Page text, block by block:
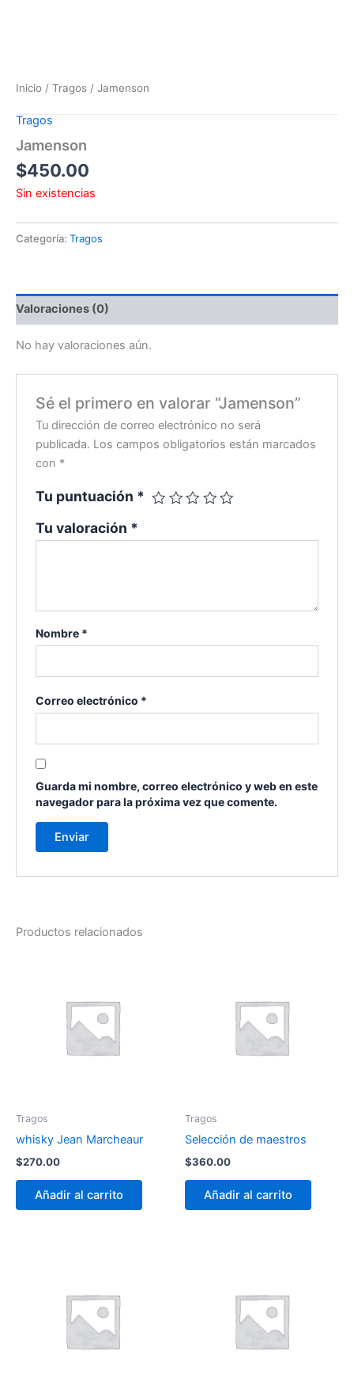
Inicio / Tragos / Jamenson
Tragos
Jamenson
$450.00
Sin existencias
Categoría: Tragos
Valoraciones (0)
No hay valoraciones aún.
Sé el primero en valorar “Jamenson”
Tu dirección de correo electrónico no será
publicada. Los campos obligatorios están marcados
con *
Tu puntuación *
Tu valoración *
Nombre *
Correo electrónico *
Guarda mi nombre, correo electrónico y web en este
navegador para la próxima vez que comente.
Productos relacionados
Tragos
whisky Jean Marcheaur
$270.00
Añadir al carrito
Tragos
Selección de maestros
$360.00
Añadir al carrito